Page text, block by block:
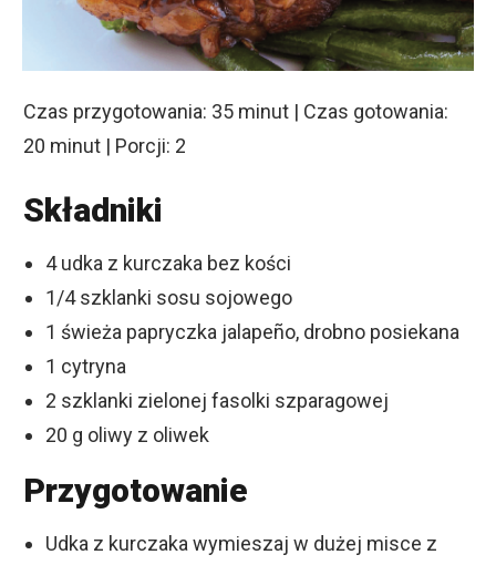
Czas przygotowania: 35 minut | Czas gotowania:
20 minut | Porcji: 2
Składniki
4 udka z kurczaka bez kości
1/4 szklanki sosu sojowego
1 świeża papryczka jalapeño, drobno posiekana
1 cytryna
2 szklanki zielonej fasolki szparagowej
20 g oliwy z oliwek
Przygotowanie
Udka z kurczaka wymieszaj w dużej misce z